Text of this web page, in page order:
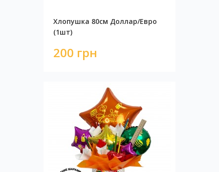
Хлопушка 80см Доллар/Евро
(1шт)
200 грн